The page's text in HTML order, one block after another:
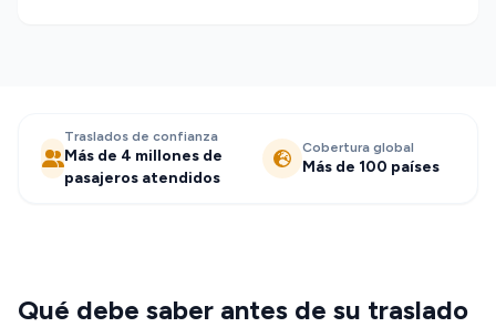
Traslados de confianza
Más de 4 millones de
pasajeros atendidos
Cobertura global
Más de 100 países
Qué debe saber antes de su traslado